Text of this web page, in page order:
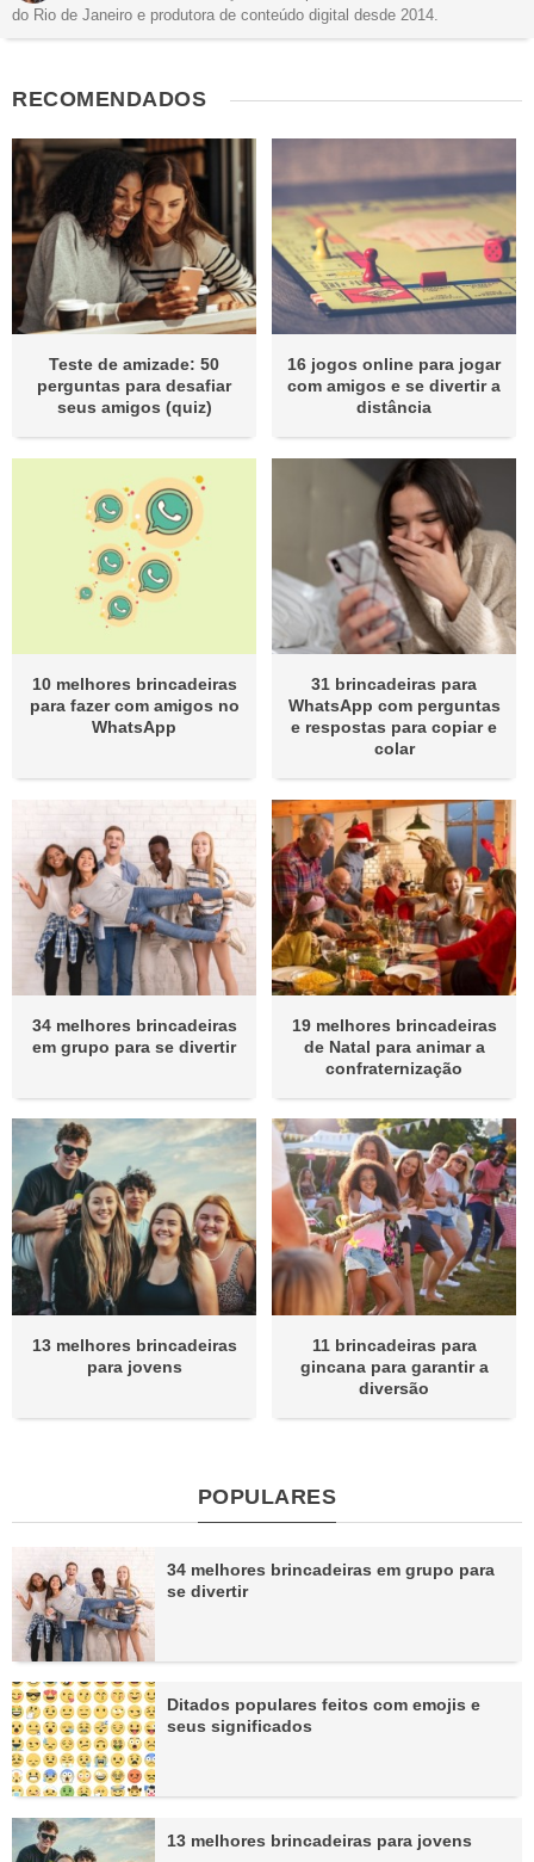
do Rio de Janeiro e produtora de conteúdo digital desde 2014.
RECOMENDADOS
Teste de amizade: 50
perguntas para desafiar
seus amigos (quiz)
16 jogos online para jogar
com amigos e se divertir a
distância
10 melhores brincadeiras
para fazer com amigos no
WhatsApp
31 brincadeiras para
WhatsApp com perguntas
e respostas para copiar e
colar
34 melhores brincadeiras
em grupo para se divertir
19 melhores brincadeiras
de Natal para animar a
confraternização
13 melhores brincadeiras
para jovens
11 brincadeiras para
gincana para garantir a
diversão
POPULARES
34 melhores brincadeiras em grupo para
se divertir
Ditados populares feitos com emojis e
seus significados
13 melhores brincadeiras para jovens